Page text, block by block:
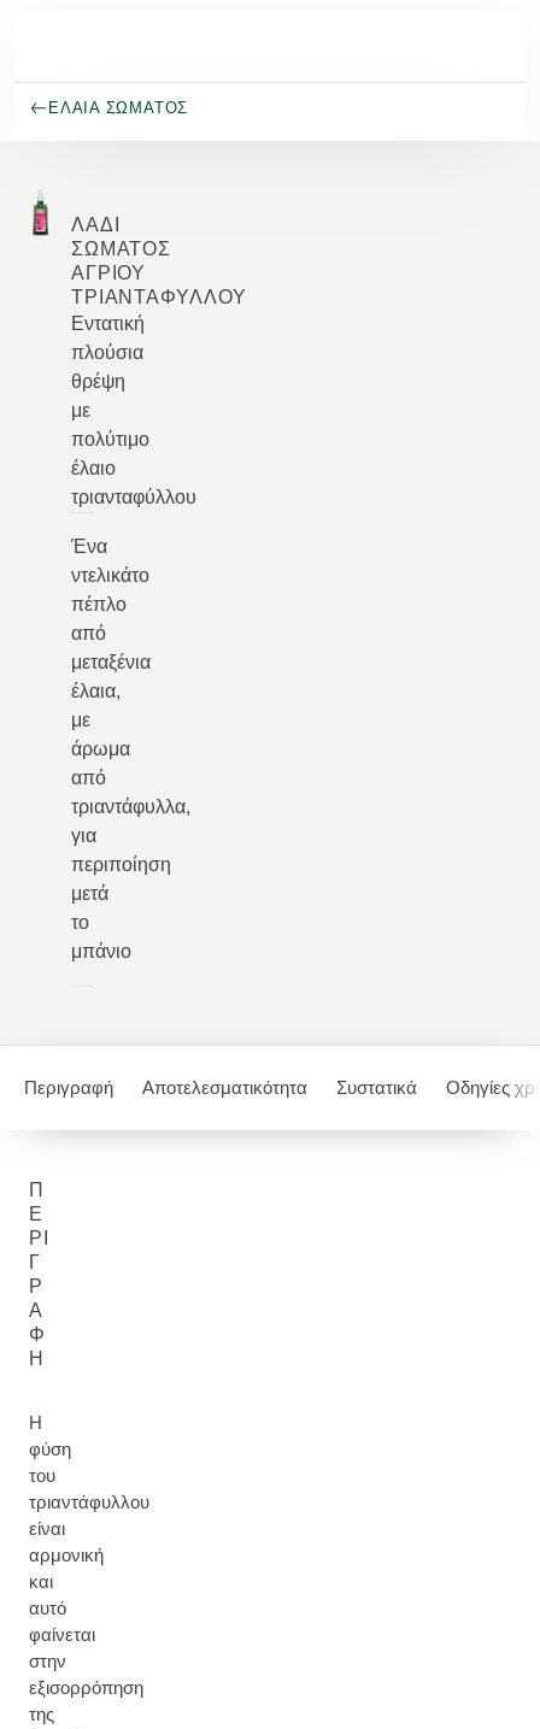
ΈΛΑΙΑ ΣΏΜΑΤΟΣ
ΛΆΔΙ
ΣΏΜΑΤΟΣ
ΆΓΡΙΟΥ
ΤΡΙΑΝΤΆΦΥΛΛΟΥ
Εντατική
πλούσια
θρέψη
με
πολύτιμο
έλαιο
τριανταφύλλου
Ένα
ντελικάτο
πέπλο
από
μεταξένια
έλαια,
με
άρωμα
από
τριαντάφυλλα,
για
περιποίηση
μετά
το
μπάνιο
Περιγραφή Αποτελεσματικότητα Συστατικά Οδηγίες
Π
Ε
ΡΙ
Γ
Ρ
Α
Φ
Ή
Η
φύση
του
τριαντάφυλλου
είναι
αρμονική
και
αυτό
φαίνεται
στην
εξισορρόπηση
της